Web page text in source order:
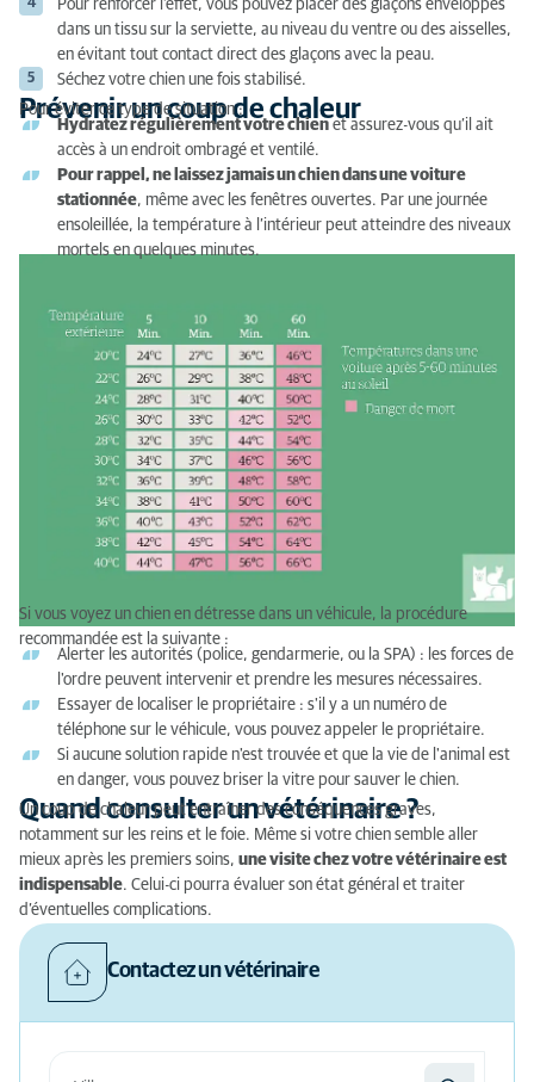
Pour renforcer l’effet, vous pouvez placer des glaçons enveloppés
dans un tissu sur la serviette, au niveau du ventre ou des aisselles,
en évitant tout contact direct des glaçons avec la peau.
Séchez votre chien une fois stabilisé.
Prévenir un coup de chaleur
Pour éviter ce type de situation :
Hydratez régulièrement votre chien et assurez-vous qu’il ait
accès à un endroit ombragé et ventilé.
Pour rappel, ne laissez jamais un chien dans une voiture
stationnée, même avec les fenêtres ouvertes. Par une journée
ensoleillée, la température à l’intérieur peut atteindre des niveaux
mortels en quelques minutes.
Si vous voyez un chien en détresse dans un véhicule, la procédure
recommandée est la suivante :
Alerter les autorités (police, gendarmerie, ou la SPA) : les forces de
l'ordre peuvent intervenir et prendre les mesures nécessaires.
Essayer de localiser le propriétaire : s'il y a un numéro de
téléphone sur le véhicule, vous pouvez appeler le propriétaire.
Si aucune solution rapide n'est trouvée et que la vie de l'animal est
en danger, vous pouvez briser la vitre pour sauver le chien.
Quand consulter un vétérinaire ?
Un coup de chaleur peut entraîner des conséquences graves,
notamment sur les reins et le foie. Même si votre chien semble aller
mieux après les premiers soins, une visite chez votre vétérinaire est
indispensable. Celui-ci pourra évaluer son état général et traiter
d’éventuelles complications.
Contactez un vétérinaire